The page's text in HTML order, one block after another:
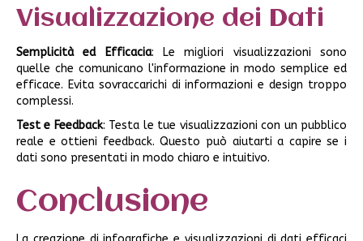
Visualizzazione dei Dati
Semplicità ed Efficacia: Le migliori visualizzazioni sono
quelle che comunicano l'informazione in modo semplice ed
efficace. Evita sovraccarichi di informazioni e design troppo
complessi.
Test e Feedback: Testa le tue visualizzazioni con un pubblico
reale e ottieni feedback. Questo può aiutarti a capire se i
dati sono presentati in modo chiaro e intuitivo.
Conclusione